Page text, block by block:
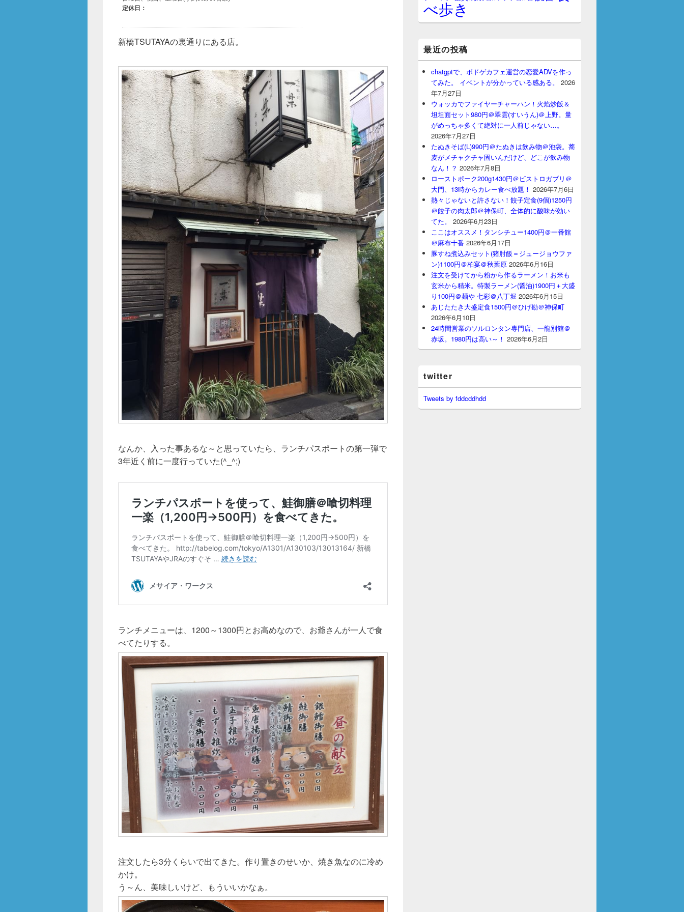
新橋TSUTAYAの裏通りにある店。
なんか、入った事あるな～と思っていたら、ランチパスポートの第一弾で
3年近く前に一度行っていた(^_^;)
ランチメニューは、1200～1300円とお高めなので、お爺さんが一人で食
べてたりする。
注文したら3分くらいで出てきた。作り置きのせいか、焼き魚なのに冷め
かけ。
う～ん、美味しいけど、もういいかなぁ。
べ歩き
最近の投稿
chatgptで、ボドゲカフェ運営の恋愛ADVを作っ
てみた。 イベントが分かっている感ある。
2026
年7月27日
ウォッカでファイヤーチャーハン！火焰炒飯＆
坦坦面セット980円＠翠雲(すいうん)＠上野。量
がめっちゃ多くて絶対に一人前じゃない…。
2026年7月27日
たぬきそば(L)990円＠たぬきは飲み物＠池袋。蕎
麦がメチャクチャ固いんだけど、どこが飲み物
なん！？ 2026年7月8日
ローストポーク200g1430円＠ビストロガブリ＠
大門、13時からカレー食べ放題！ 2026年7月6日
熱々じゃないと許さない！餃子定食(9個)1250円
＠餃子の肉太郎＠神保町、全体的に酸味が効い
てた。
2026年6月23日
ここはオススメ！タンシチュー1400円＠一番館
＠麻布十番 2026年6月17日
豚すね煮込みセット(猪肘飯＝ジュージョウファ
ン)1100円＠柏宴＠秋葉原 2026年6月16日
注文を受けてから粉から作るラーメン！お米も
玄米から精米。特製ラーメン(醤油)1900円＋大盛
り100円＠麺や 七彩＠八丁堀 2026年6月15日
あじたたき大盛定食1500円＠ひげ勘＠神保町
2026年6月10日
24時間営業のソルロンタン専門店、一龍別館＠
赤坂。1980円は高い～！ 2026年6月2日
twitter
Tweets by fddcddhdd